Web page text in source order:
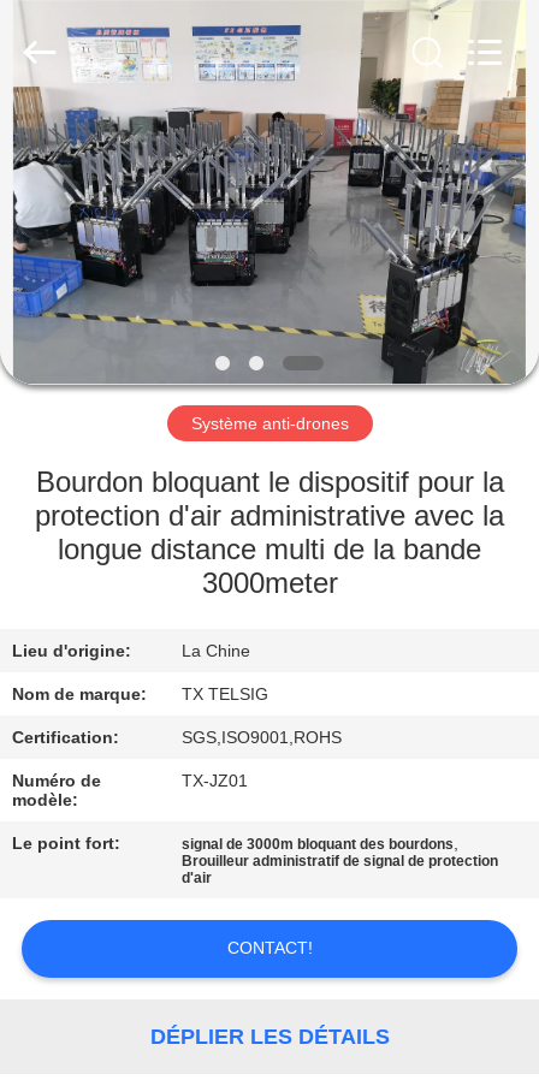
MAISON
PRODUITS
AU
SUJET
DE
NOUS
VISITE
D'USINE
QUALITÉ
CONTACTEZ-
NOUS
NOUVELLES
BLOGUE
Amplifier
module.
Rights
Reserved.
Système anti-drones
Bourdon bloquant le dispositif pour la
protection d'air administrative avec la
longue distance multi de la bande
3000meter
Lieu d'origine: La Chine
Nom de marque: TX TELSIG
Certification: SGS,ISO9001,ROHS
Numéro de
modèle:
TX-JZ01
Le point fort: signal de 3000m bloquant des bourdons,
Brouilleur administratif de signal de protection
d'air
CONTACT!
DÉPLIER LES DÉTAILS